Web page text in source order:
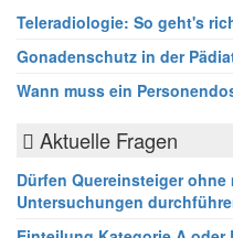
Teleradiologie: So geht's
Gonadenschutz in der
Wann muss ein
Aktuelle Fragen
Dürfen Quereinsteiger
Untersuchungen